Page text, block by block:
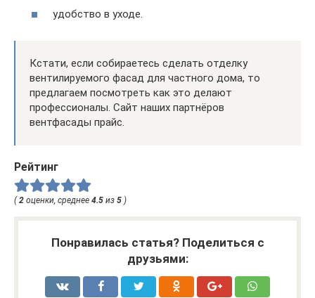
удобство в уходе.
Кстати, если собираетесь сделать отделку
вентилируемого фасад для частного дома, то
предлагаем посмотреть как это делают
профессионалы. Сайт наших партнёров
вентфасады прайс.
Рейтинг
(2 оценки, среднее 4.5 из 5 )
Понравилась статья? Поделиться с
друзьями: